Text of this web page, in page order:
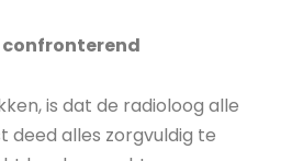
is dat de radioloog alle
deed alles zorgvuldig te